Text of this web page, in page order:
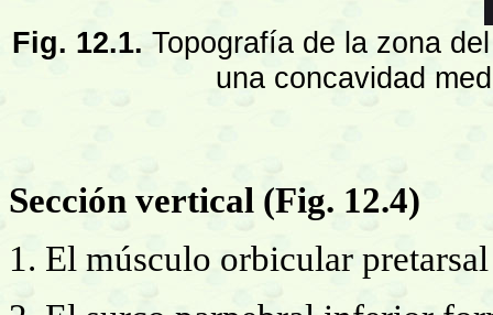
Fig. 12.1. Topografía de la zona
una concavidad
Sección vertical (Fig. 12.4)
1. El músculo orbicular